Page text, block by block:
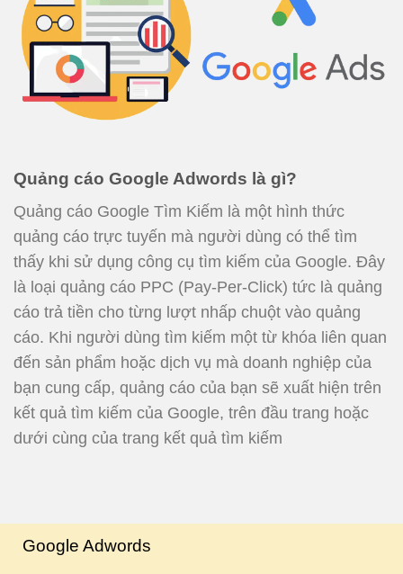
Quảng cáo Google Adwords là gì?
Quảng cáo Google Tìm Kiếm là một hình thức
quảng cáo trực tuyến mà người dùng có thể tìm
thấy khi sử dụng công cụ tìm kiếm của Google. Đây
là loại quảng cáo PPC (Pay-Per-Click) tức là quảng
cáo trả tiền cho từng lượt nhấp chuột vào quảng
cáo. Khi người dùng tìm kiếm một từ khóa liên quan
đến sản phẩm hoặc dịch vụ mà doanh nghiệp của
bạn cung cấp, quảng cáo của bạn sẽ xuất hiện trên
kết quả tìm kiếm của Google, trên đầu trang hoặc
dưới cùng của trang kết quả tìm kiếm
Google Adwords